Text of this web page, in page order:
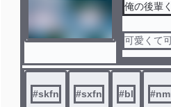
俺の後輩
可愛くて
#skfn #sxfn #bl #